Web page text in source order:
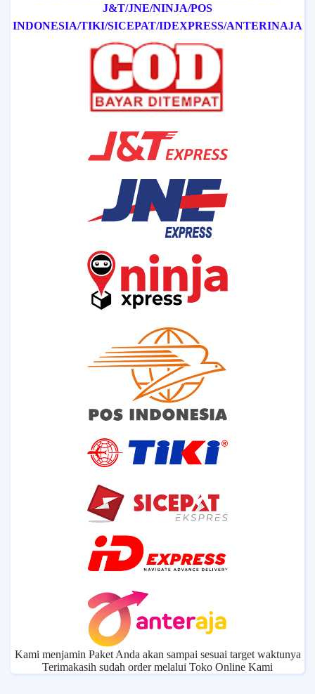
J&T/JNE/NINJA/POS
INDONESIA/TIKI/SICEPAT/IDEXPRESS/ANTERINAJA
Kami menjamin Paket Anda akan sampai sesuai target waktunya
Terimakasih sudah order melalui Toko Online Kami